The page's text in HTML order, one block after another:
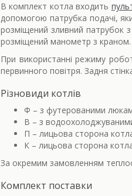
В комплект котла входить
допомогою патрубка подачі,
розміщений зливний патрубок
розміщений манометр з краном.
При використанні режиму
первинного повітря. Задня
Різновиди котлів
Ф – з футерованими
В – з
П – лицьова сторона
К – лицьова сторона
За окремим замовленням
Комплект поставки